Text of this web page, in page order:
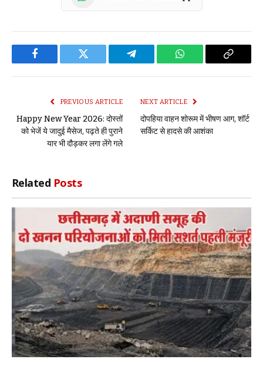
Facebook Twitter Telegram WhatsApp Copy
PREVIOUS ARTICLE
Happy New Year 2026: दोस्तों
को भेजें ये जादुई मैसेज, पढ़ते ही पुराने
यार भी दौड़कर लगा लेंगे गले
NEXT ARTICLE
दोपहिया वाहन शोरूम में भीषण आग, शॉर्ट
सर्किट से हादसे की आशंका
Related Posts